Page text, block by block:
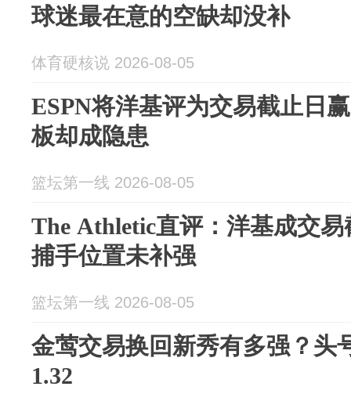
球迷最在意的空缺却没补
体育硬核说 2026-08-05
ESPN将洋基评为交易截止日
板却成隐患
篮坛第一线 2026-08-05
The Athletic直评：洋基成交
捕手位置未补强
篮坛第一线 2026-08-05
金莺交易换回新秀有多强？头
1.32